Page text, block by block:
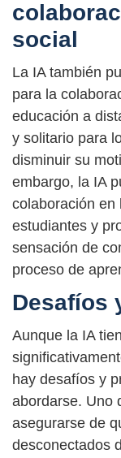
social
La IA también
para la
educación a
y solitario para
disminuir su
embargo, la IA
colaboración en
estudiantes y
sensación de
proceso de
Desafíos
Aunque la IA
hay desafíos y
abordarse. Uno
asegurarse de
desconectados